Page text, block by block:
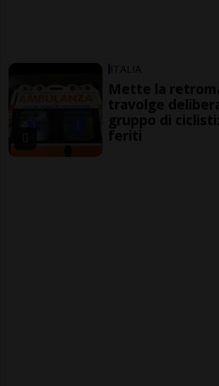
ITALIA
Mette la
travolge
gruppo di
feriti